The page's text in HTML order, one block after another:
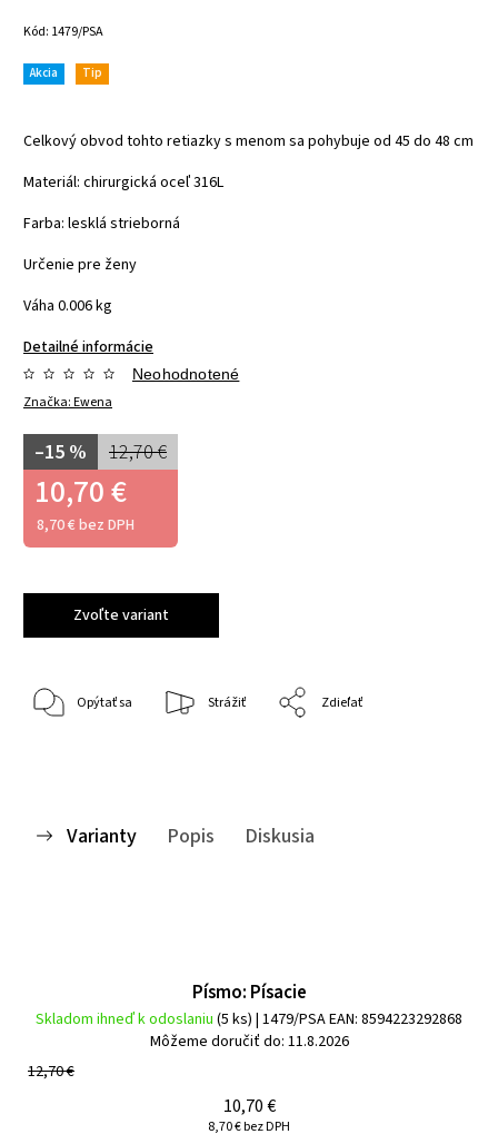
Kód: 1479/PSA
Akcia Tip
Celkový obvod tohto retiazky s menom sa pohybuje od 45 do 48 cm
Materiál: chirurgická oceľ 316L
Farba: lesklá strieborná
Určenie pre ženy
Váha 0.006 kg
Detailné informácie
Značka:Ewena
Neohodnotené
12,70 €
–15 %
10,70 €
8,70 € bez DPH
Zvoľte variant
Opýtať sa Strážiť Zdieľať
Varianty Popis Diskusia
Písmo: Písacie
Skladom ihneď k odoslaniu (5 ks) | 1479/PSAEAN: 8594223292868
Môžeme doručiť do: 11.8.2026
12,70 €
10,70 €
8,70 € bez DPH